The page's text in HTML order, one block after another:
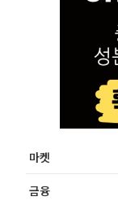
마켓
금융